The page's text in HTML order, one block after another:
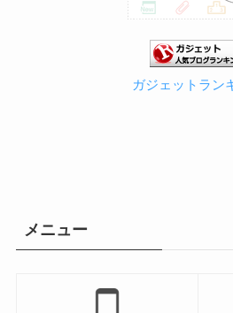
ガジェットラン
メニュー